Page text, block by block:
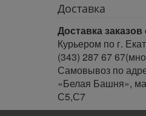
Доставка
Доставка
Курьером по г.
(343) 287 67
Самовывоз по
«Белая Башня»,
С5,С7